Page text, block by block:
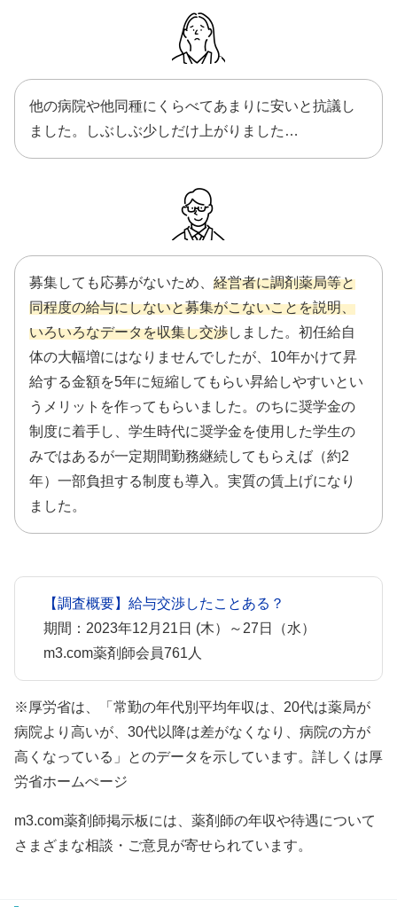
他の病院や他同種にくらべてあまりに安いと抗議し
ました。しぶしぶ少しだけ上がりました…
募集しても応募がないため、 経営者に調剤薬局等と
同程度の給与にしないと募集がこないことを説明、
いろいろなデータを収集し交渉しました。初任給自
体の大幅増にはなりませんでしたが、10年かけて昇
給する金額を5年に短縮してもらい昇給しやすいとい
うメリットを作ってもらいました。のちに奨学金の
制度に着手し、学生時代に奨学金を使用した学生の
みではあるが一定期間勤務継続してもらえば（約2
年）一部負担する制度も導入。実質の賃上げになり
ました。
【調査概要】給与交渉したことある？
期間：2023年12月21日 (木）～27日（水）
m3.com薬剤師会員761人
※厚労省は、「常勤の年代別平均年収は、20代は薬局が
病院より高いが、30代以降は差がなくなり、病院の方が
高くなっている」とのデータを示しています。詳しくは厚
労省ホームぺージ
m3.com薬剤師掲示板には、薬剤師の年収や待遇について
さまざまな相談・ご意見が寄せられています。